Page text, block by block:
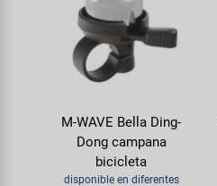
M-WAVE Bella Ding-
Dong campana
bicicleta
disponible en diferentes